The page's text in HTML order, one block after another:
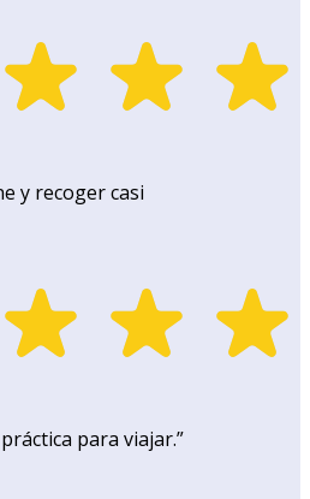
y recoger casi
para viajar.”